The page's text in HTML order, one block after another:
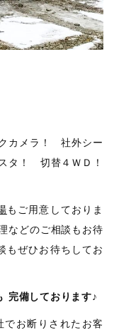
カメラ！ 社外シー
タ！ 切替４ＷＤ！
もご用意しておりま
などのご相談もお待
もぜひお待ちしてお
完備しております♪
でお断りされたお客